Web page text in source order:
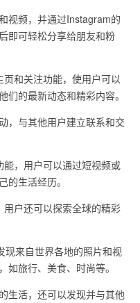
频，并通过Instagram的
即可轻松分享给朋友和粉
和关注功能，使用户可以
们的最新动态和精彩内容。
与其他用户建立联系和交
，用户可以通过短视频或
的生活经历。
户还可以探索全球的精彩
来自世界各地的照片和视
旅行、美食、时尚等。
活，还可以发现并与其他